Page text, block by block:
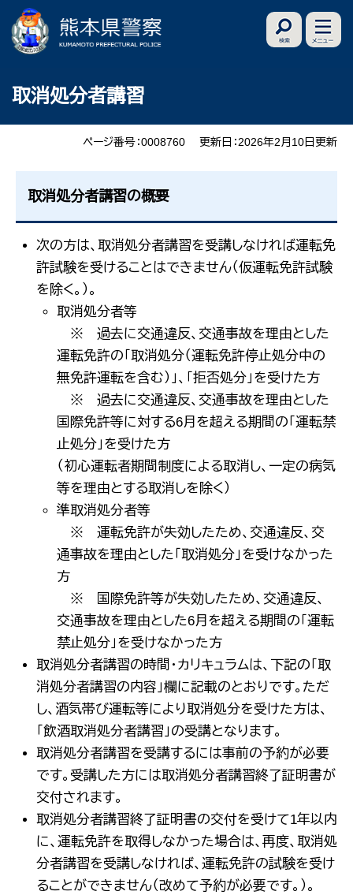
ー
先
頭
ニ
を
飛
文取消処分者講習
ページ番号：0008760 更新日：2026年2月10日更新
取消処分者講習の概要
次の方は、取消処分者講習を受講しなければ運転免
許試験を受けることはできません（仮運転免許試験
を除く。）。
取消処分者等
※ 過去に交通違反、交通事故を理由とした
運転免許の「取消処分（運転免許停止処分中の
無免許運転を含む）」、「拒否処分」を受けた方
※ 過去に交通違反、交通事故を理由とした
国際免許等に対する6月を超える期間の「運転禁
止処分」を受けた方
（初心運転者期間制度による取消し、一定の病気
等を理由とする取消しを除く）
準取消処分者等
※ 運転免許が失効したため、交通違反、交
通事故を理由とした「取消処分」を受けなかった
方
※ 国際免許等が失効したため、交通違反、
交通事故を理由とした6月を超える期間の「運転
禁止処分」を受けなかった方
取消処分者講習の時間・カリキュラムは、下記の「取
消処分者講習の内容」欄に記載のとおりです。ただ
し、酒気帯び運転等により取消処分を受けた方は、
「飲酒取消処分者講習」の受講となります。
取消処分者講習を受講するには事前の予約が必要
です。受講した方には取消処分者講習終了証明書が
交付されます。
取消処分者講習終了証明書の交付を受けて1年以内
に、運転免許を取得しなかった場合は、再度、取消処
分者講習を受講しなければ、運転免許の試験を受け
ることができません（改めて予約が必要です。）。